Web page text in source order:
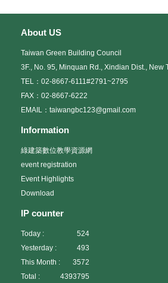
About US
Taiwan Green Building Council
3F., No. 95, Minquan Rd., Xindian Dist., New
TEL：02-8667-6111#2791~2795
FAX：02-8667-6222
EMAIL：taiwangbc123@gmail.com
Information
綠建築數位教學資源網
event registration
Event Highlights
Download
IP counter
Today :
524
Yesterday :
493
This Month :
3572
Total :
4393795